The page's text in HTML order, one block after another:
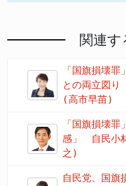
関連す
「国旗損壊
との両立図り
(高市早苗)
「国旗損壊
感」 自民小
之)
自民党、国旗